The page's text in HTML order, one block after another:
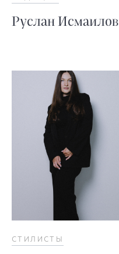
Руслан Исмаилов
СТИЛИСТЫ